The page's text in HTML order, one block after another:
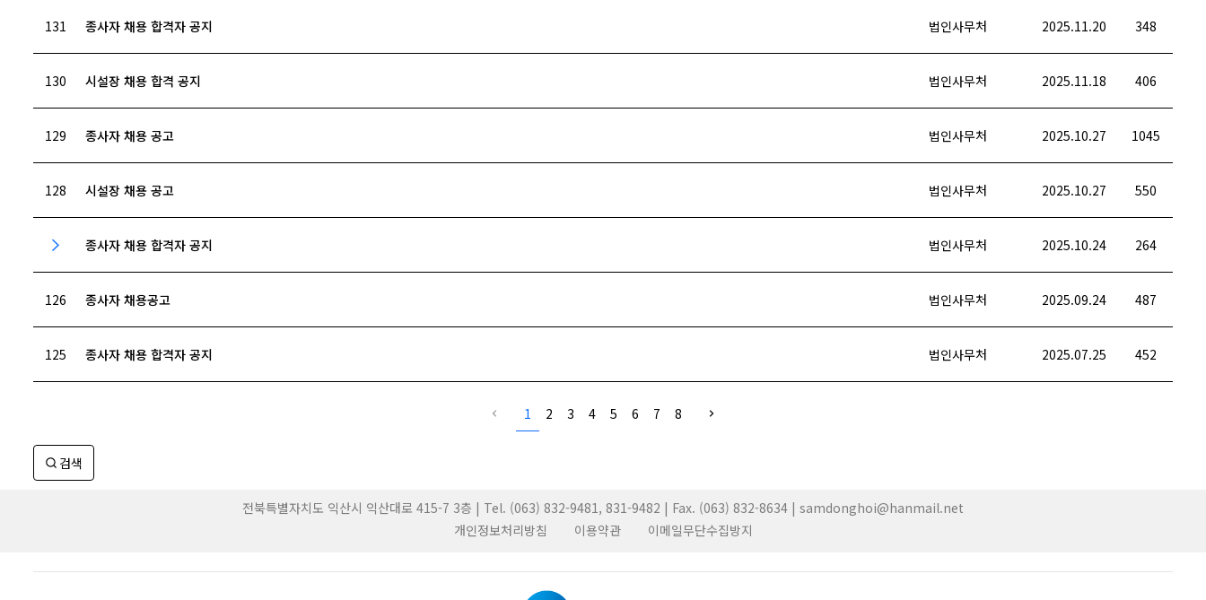
131 종사자 채용 합격자 공지 법인사무처 2025.11.20 348
130 시설장 채용 합격 공지 법인사무처 2025.11.18 406
129 종사자 채용 공고 법인사무처 2025.10.27 1045
128 시설장 채용 공고 법인사무처 2025.10.27 550
종사자 채용 합격자 공지 법인사무처 2025.10.24 264
126 종사자 채용공고 법인사무처 2025.09.24 487
125 종사자 채용 합격자 공지 법인사무처 2025.07.25 452
1 2 3 4 5 6 7 8
검색
전북특별자치도 익산시 익산대로 415-7 3층 | Tel. (063) 832-9481, 831-9482 | Fax. (063) 832-8634 | samdonghoi@hanmail.net
개인정보처리방침
이용약관 이메일무단수집방지